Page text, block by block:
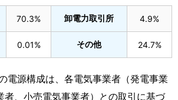
70.3% 卸電力取引所 4.9%
0.01% その他 24.7%
電源構成は、各電気事業者（発電事業
者、小売電気事業者）との取引に基づ